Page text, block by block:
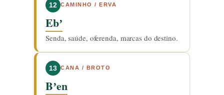
12 CAMINHO / ERVA
Ebʼ
Senda, saúde, oferenda, marcas do destino.
13 CANA / BROTO
Bʼen